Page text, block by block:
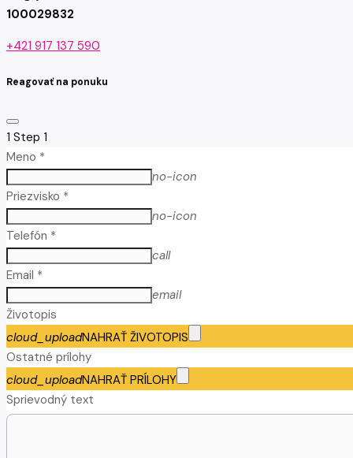
100029832
+421 917 137 590
Reagovať na ponuku
1 Step 1
Meno *
no-icon
Priezvisko *
no-icon
Telefón *
call
Email *
email
Životopis
cloud_uploadNAHRAŤ ŽIVOTOPIS
Ostatné prílohy
cloud_uploadNAHRAŤ PRÍLOHY
Sprievodný text